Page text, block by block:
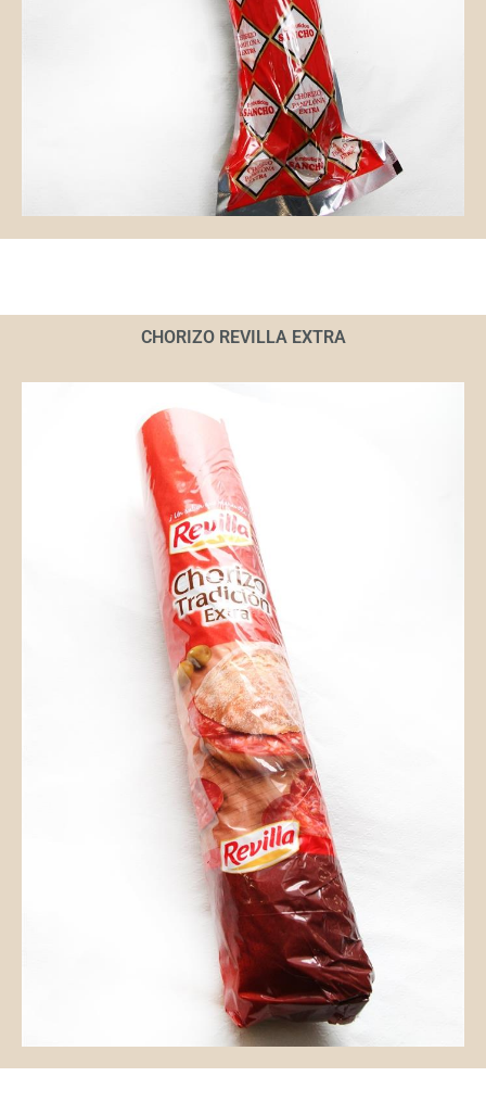
CHORIZO REVILLA EXTRA